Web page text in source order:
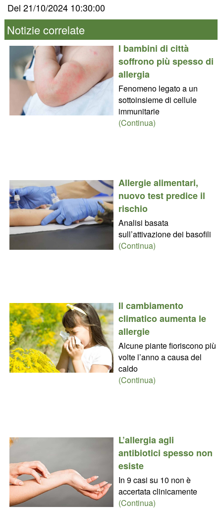
Del 21/10/2024 10:30:00
Notizie correlate
I bambini di città
soffrono più spesso di
allergia
Fenomeno legato a un
sottoinsieme di cellule
immunitarie
(Continua)
Allergie alimentari,
nuovo test predice il
rischio
Analisi basata
sull’attivazione dei basofili
(Continua)
Il cambiamento
climatico aumenta le
allergie
Alcune piante fioriscono più
volte l’anno a causa del
caldo
(Continua)
L’allergia agli
antibiotici spesso non
esiste
In 9 casi su 10 non è
accertata clinicamente
(Continua)